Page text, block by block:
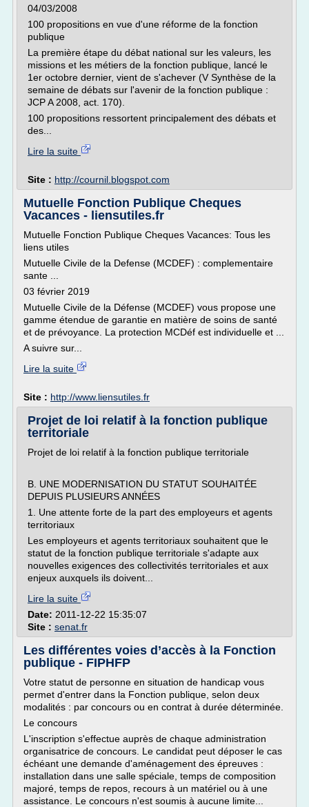
04/03/2008
100 propositions en vue d'une réforme de la fonction
publique
La première étape du débat national sur les valeurs, les
missions et les métiers de la fonction publique, lancé le
1er octobre dernier, vient de s'achever (V Synthèse de la
semaine de débats sur l'avenir de la fonction publique :
JCP A 2008, act. 170).
100 propositions ressortent principalement des débats et
des...
Lire la suite
Site : http://cournil.blogspot.com
Mutuelle Fonction Publique Cheques
Vacances - liensutiles.fr
Mutuelle Fonction Publique Cheques Vacances: Tous les
liens utiles
Mutuelle Civile de la Defense (MCDEF) : complementaire
sante ...
03 février 2019
Mutuelle Civile de la Défense (MCDEF) vous propose une
gamme étendue de garantie en matière de soins de santé
et de prévoyance. La protection MCDéf est individuelle et ...
A suivre sur...
Lire la suite
Site : http://www.liensutiles.fr
Projet de loi relatif à la fonction publique
territoriale
Projet de loi relatif à la fonction publique territoriale
B. UNE MODERNISATION DU STATUT SOUHAITÉE
DEPUIS PLUSIEURS ANNÉES
1. Une attente forte de la part des employeurs et agents
territoriaux
Les employeurs et agents territoriaux souhaitent que le
statut de la fonction publique territoriale s'adapte aux
nouvelles exigences des collectivités territoriales et aux
enjeux auxquels ils doivent...
Lire la suite
Date: 2011-12-22 15:35:07
Site : senat.fr
Les différentes voies d’accès à la Fonction
publique - FIPHFP
Votre statut de personne en situation de handicap vous
permet d'entrer dans la Fonction publique, selon deux
modalités : par concours ou en contrat à durée déterminée.
Le concours
L'inscription s'effectue auprès de chaque administration
organisatrice de concours. Le candidat peut déposer le cas
échéant une demande d'aménagement des épreuves :
installation dans une salle spéciale, temps de composition
majoré, temps de repos, recours à un matériel ou à une
assistance. Le concours n'est soumis à aucune limite...